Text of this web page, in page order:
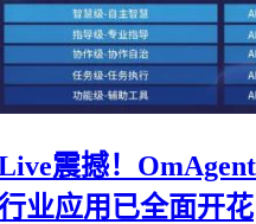
震撼！
业应用已全面开花